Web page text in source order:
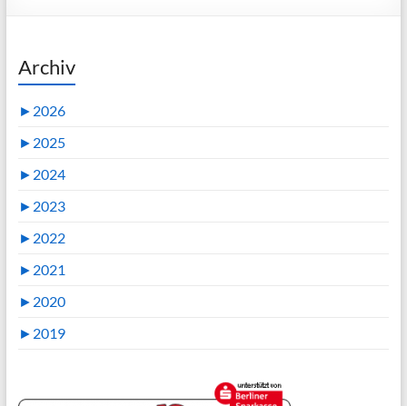
Archiv
► 2026
► 2025
► 2024
► 2023
► 2022
► 2021
► 2020
► 2019